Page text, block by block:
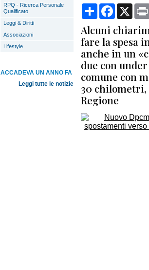
RPQ - Ricerca Personale
Qualificato
Leggi & Diritti
Associazioni
Lifestyle
ACCADEVA UN ANNO FA
Leggi tutte le notizie
CondividiFacebook
X
Alcuni
fare la spesa
anche in un
due con
comune con
30
Regione